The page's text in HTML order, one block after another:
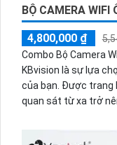
BỘ CAMERA WIFI
4,800,000 ₫
Combo Bộ Camera
KBvision là sự lựa
của bạn. Được trang
quan sát từ xa trở